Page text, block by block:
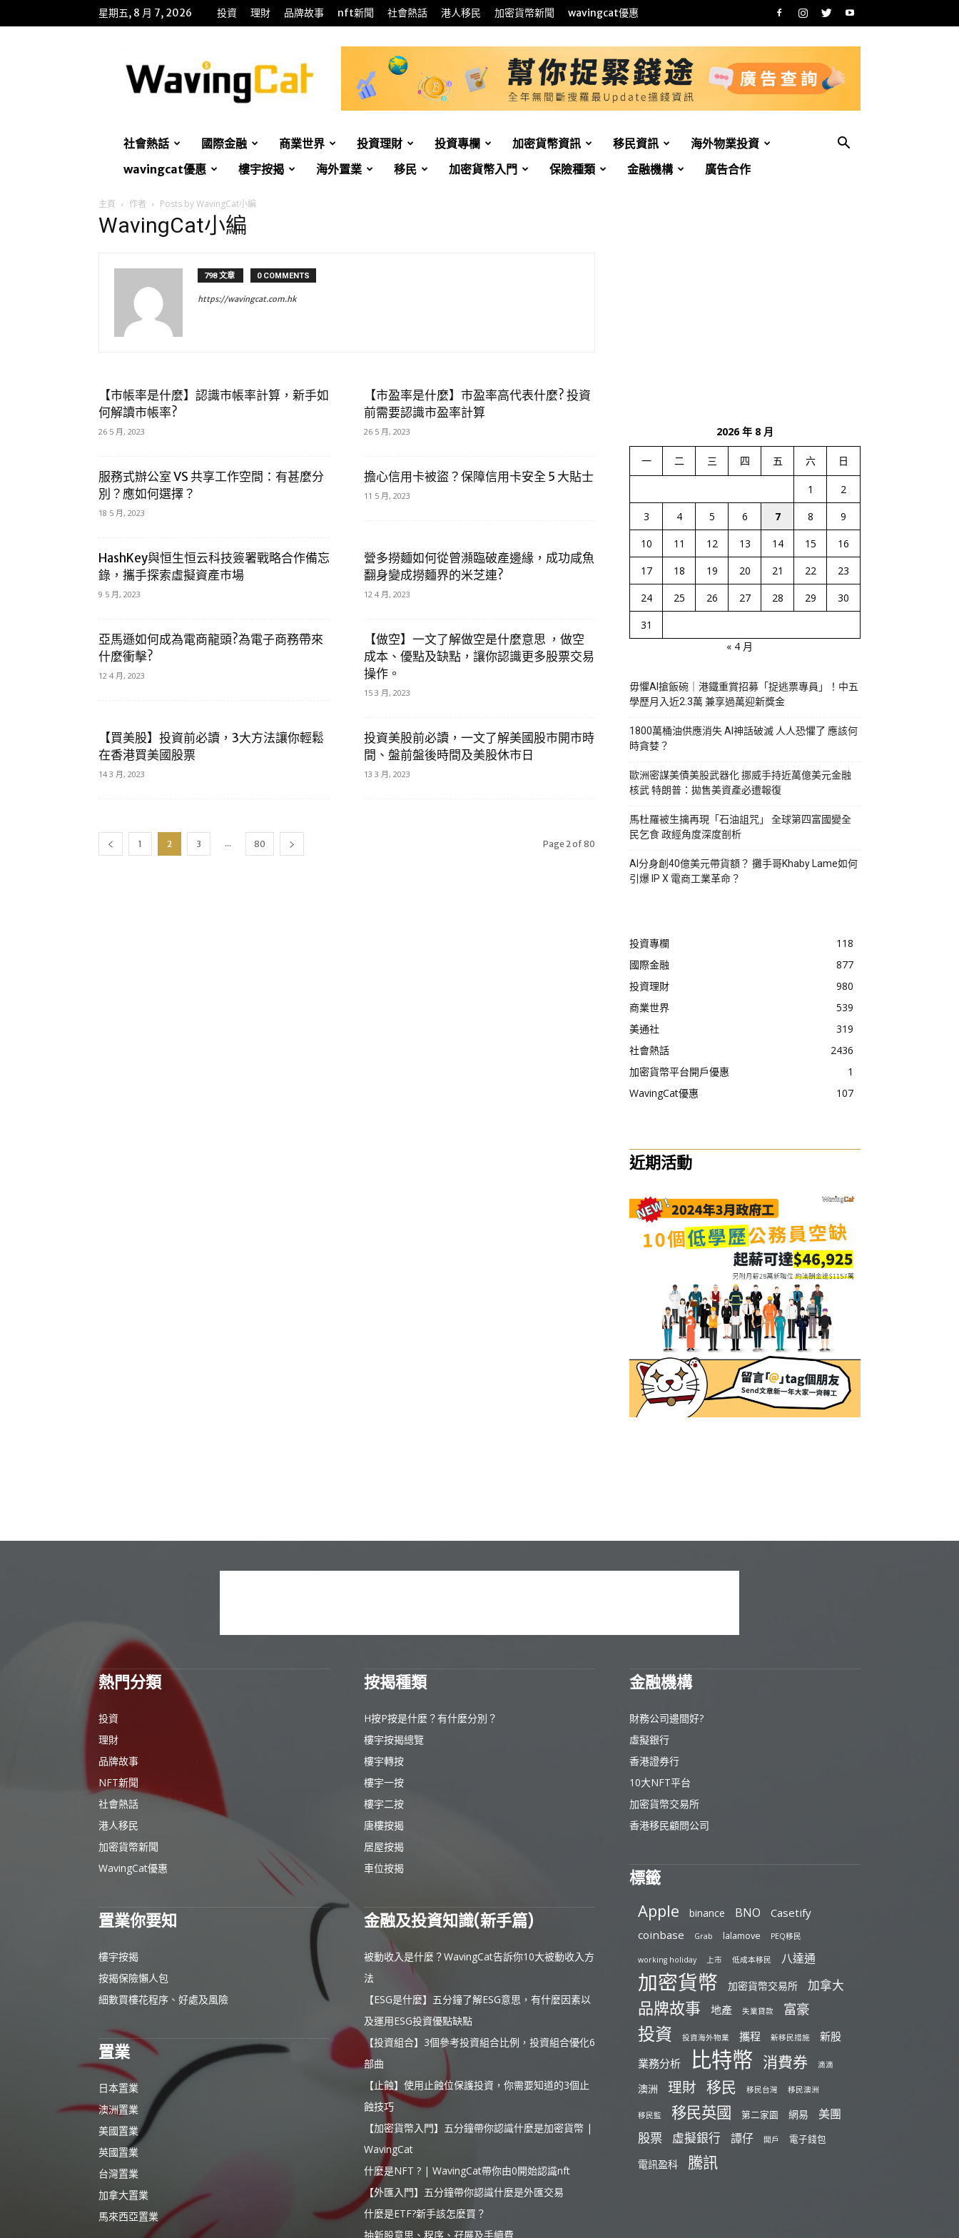
星期五, 8 月 7, 2026 投資 理財 品牌故事 nft新聞 社會熱話 港人移民 加密貨幣新聞 wavingcat優惠
招
財
貓
社會熱話 國際金融 商業世界 投資理財 投資專欄 加密貨幣資訊 移民資訊
海外物業投資
wavingcat優惠
樓宇按揭 海外置業 移民 加密貨幣入門 保險種類 金融機構 廣告合作
主頁 作者 Posts by WavingCat小編
WavingCat小編
798 文章 0 COMMENTS
https://wavingcat.com.hk
【市帳率是什麼】認識市帳率計算，新手如
何解讀市帳率?
26 5 月, 2023
【市盈率是什麼】市盈率高代表什麼? 投資
前需要認識市盈率計算
26 5 月, 2023
服務式辦公室 VS 共享工作空間：有甚麼分
別？應如何選擇？
18 5 月, 2023
擔心信用卡被盜？保障信用卡安全 5 大貼士
11 5 月, 2023
HashKey與恒生恒云科技簽署戰略合作備忘
錄，攜手探索虛擬資產市場
9 5 月, 2023
營多撈麵如何從曾瀕臨破產邊緣，成功咸魚
翻身變成撈麵界的米芝連?
12 4 月, 2023
亞馬遜如何成為電商龍頭?為電子商務帶來
什麼衝擊?
12 4 月, 2023
【做空】一文了解做空是什麼意思 ，做空
成本、優點及缺點，讓你認識更多股票交易
操作。
15 3 月, 2023
【買美股】投資前必讀，3大方法讓你輕鬆
在香港買美國股票
14 3 月, 2023
投資美股前必讀，一文了解美國股市開市時
間、盤前盤後時間及美股休市日
13 3 月, 2023
1 2 3 ... 80 Page 2 of 80
2026 年 8 月
一 二 三 四 五 六 日
1
2
3
4 5 6 7 8
9
10
11 12 13 14 15
16
17
18 19 20 21 22
23
24
25 26 27 28 29
30
31
« 4 月
毋懼AI搶飯碗｜港鐵重賞招募「捉逃票專員」！中五
學歷月入近2.3萬 兼享過萬迎新獎金
1800萬桶油供應消失 AI神話破滅 人人恐懼了 應該何
時貪婪？
歐洲密謀美債美股武器化 挪威手持近萬億美元金融
核武 特朗普：拋售美資產必遭報復
馬杜羅被生擒再現「石油詛咒」 全球第四富國變全
民乞食 政經角度深度剖析
AI分身創40億美元帶貨額？ 攤手哥Khaby Lame如何
引爆 IP X 電商工業革命？
投資專欄
118
國際金融
877
投資理財
980
商業世界
539
美通社
319
社會熱話
2436
加密貨幣平台開戶優惠
1
WavingCat優惠
107
近期活動
熱門分類
投資
理財
品牌故事
NFT新聞
社會熱話
港人移民
加密貨幣新聞
WavingCat優惠
置業你要知
樓宇按揭
按揭保險懶人包
細數買樓花程序、好處及風險
置業
日本置業
澳洲置業
美國置業
英國置業
台灣置業
加拿大置業
馬來西亞置業
按揭種類
H按P按是什麼？有什麼分別？
樓宇按揭總覽
樓宇轉按
樓宇一按
樓宇二按
唐樓按揭
居屋按揭
車位按揭
金融及投資知識(新手篇)
被動收入是什麼？WavingCat告訴你10大被動收入方
法
【ESG是什麼】五分鐘了解ESG意思，有什麼因素以
及運用ESG投資優點缺點
【投資組合】3個參考投資組合比例，投資組合優化6
部曲
【止蝕】使用止蝕位保護投資，你需要知道的3個止
蝕技巧
【加密貨幣入門】五分鐘帶你認識什麼是加密貨幣 |
WavingCat
什麼是NFT ? | WavingCat帶你由0開始認識nft
【外匯入門】五分鐘帶你認識什麼是外匯交易
什麼是ETF?新手該怎麼買？
抽新股意思、程序、孖展及手續費
金融機構
財務公司邊間好?
虛擬銀行
香港證券行
10大NFT平台
加密貨幣交易所
香港移民顧問公司
標籤
Apple binance BNO
Casetify
coinbase
Grab lalamove PEQ移民
working holiday 上市 低成本移民 八達通
加密貨幣 加密貨幣交易所 加拿大
品牌故事 地產 失業貸款 富豪
投資 投資海外物業 攜程 新移民措施
新股
業務分析
比特幣 消費券 滴滴
澳洲 理財 移民 移民台灣 移民澳洲
移民監 移民英國 第二家園 網易 美團
股票 虛擬銀行 譚仔 開戶 電子錢包
電訊盈科 騰訊